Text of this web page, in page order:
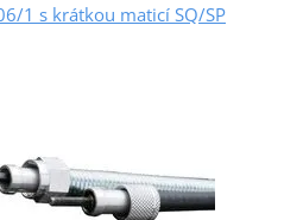
1 s krátkou maticí SQ/SP